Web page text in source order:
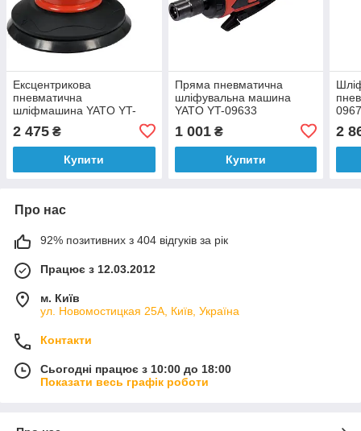
Ексцентрикова
пневматична
шліфмашина YATO YT-
2 475 ₴
Купити
Пряма пневматична
шліфувальна машина
YATO YT-09633
1 001₴
Купити
2
Про нас
92% позитивних з 404 відгуків за рік
Працює з 12.03.2012
м. Київ
ул. Новомостицкая 25А, Київ, Україна
Контакти
Сьогодні працює з 10:00 до 18:00
Показати весь графік роботи